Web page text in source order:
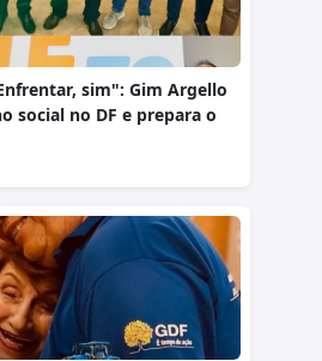
sim": Gim Argello
social no DF e prepara o